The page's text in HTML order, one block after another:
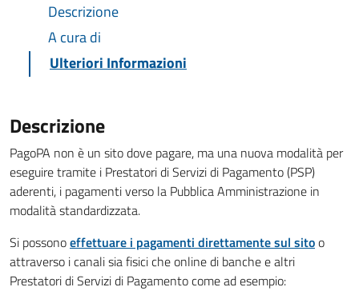
Descrizione
A cura di
Ulteriori Informazioni
Descrizione
PagoPA non è un sito dove pagare, ma una nuova modalità per
eseguire tramite i Prestatori di Servizi di Pagamento (PSP)
aderenti, i pagamenti verso la Pubblica Amministrazione in
modalità standardizzata.
Si possonoeffettuare i pagamenti direttamente sul sitoo
attraverso i canali sia fisici che online di banche e altri
Prestatori di Servizi di Pagamento come ad esempio: